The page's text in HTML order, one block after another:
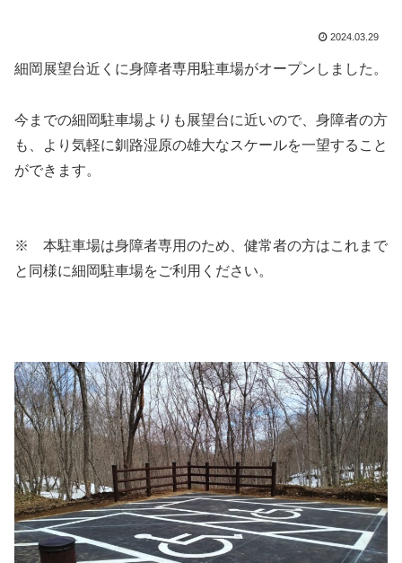
2024.03.29
細岡展望台近くに身障者専用駐車場がオープンしました。
今までの細岡駐車場よりも展望台に近いので、身障者の方
も、より気軽に釧路湿原の雄大なスケールを一望すること
ができます。
※ 本駐車場は身障者専用のため、健常者の方はこれまで
と同様に細岡駐車場をご利用ください。